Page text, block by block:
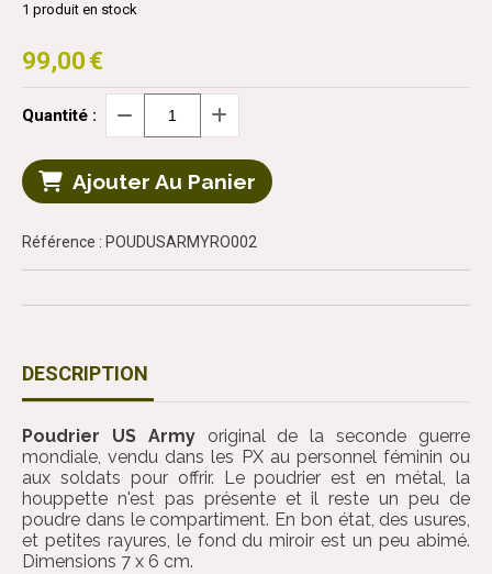
99,00 €
1 produit en stock
Quantité :
Ajouter Au Panier
Référence : POUDUSARMYRO002
DESCRIPTION
Poudrier US Armyoriginal de la seconde guerre
mondiale, vendu dans les PX au personnel féminin ou
aux soldats pour offrir. Le poudrier est en métal, la
houppette n'est pas présente et il reste un peu de
poudre dans le compartiment. En bon état, des usures,
et petites rayures, le fond du miroir est un peu abimé.
Dimensions 7 x 6 cm.